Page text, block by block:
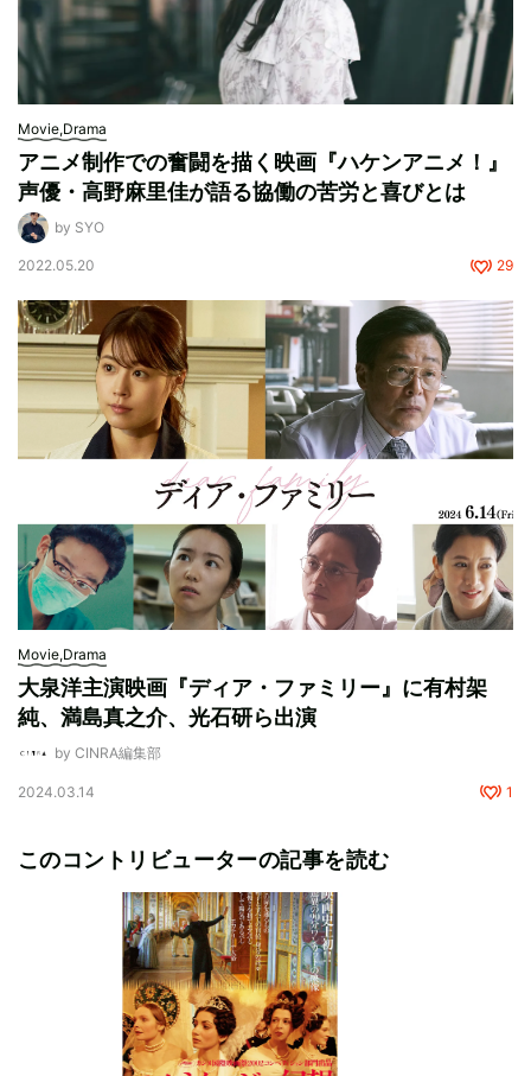
Movie,Drama
アニメ制作での奮闘を描く映画『ハケンアニメ！』
声優・高野麻里佳が語る協働の苦労と喜びとは
by SYO
2022.05.20 29
Movie,Drama
大泉洋主演映画『ディア・ファミリー』に有村架
純、満島真之介、光石研ら出演
by CINRA編集部
2024.03.14 1
このコントリビューターの記事を読む